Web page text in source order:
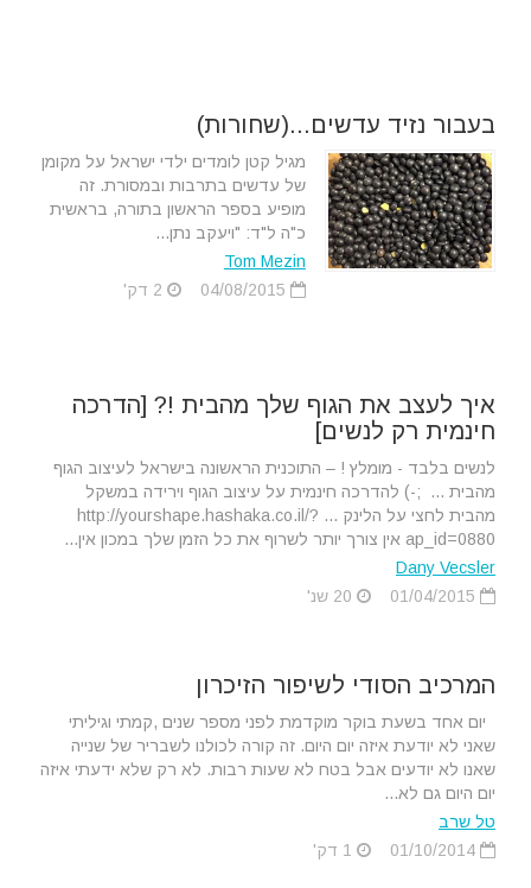
בעבור נזיד עדשים...(שחורות)
מגיל קטן לומדים ילדי ישראל על מקומן
של עדשים בתרבות ובמסורת. זה
מופיע בספר הראשון בתורה, בראשית
כ"ה ל"ד: "ויעקב נתן...
Tom Mezin
איך לעצב את הגוף שלך מהבית !? [הדרכה
חינמית רק לנשים]
לנשים בלבד - מומלץ ! – התוכנית הראשונה בישראל לעיצוב הגוף
מהבית ... ;-) להדרכה חינמית על עיצוב הגוף וירידה במשקל
מהבית לחצי על הלינק ... http://yourshape.hashaka.co.il/?
ap_id=0880 אין צורך יותר לשרוף את כל הזמן שלך במכון אין...
Dany Vecsler
המרכיב הסודי לשיפור הזיכרון
יום אחד בשעת בוקר מוקדמת לפני מספר שנים ,קמתי וגיליתי
שאני לא יודעת איזה יום היום. זה קורה לכולנו לשבריר של שנייה
שאנו לא יודעים אבל בטח לא שעות רבות. לא רק שלא ידעתי איזה
יום היום גם לא...
טל שרב